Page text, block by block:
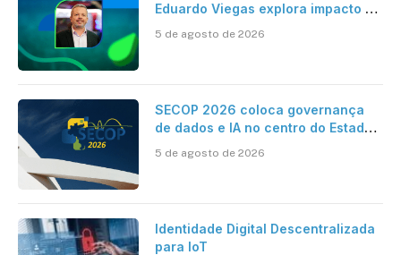
Eduardo Viegas explora impacto de
Contabilidade
5 de agosto de 2026
SECOP 2026 coloca governança
de dados e IA no centro do Estado
5 de agosto de 2026
Identidade Digital Descentralizada
para IoT